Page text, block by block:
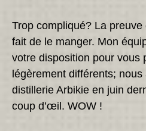
Trop compliqué? La
fait de le manger. Mon
votre disposition pour vous
légèrement différents;
distillerie Arbikie en juin
coup d’œil. WOW !